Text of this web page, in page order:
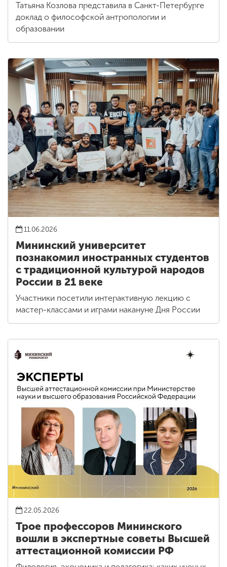
Татьяна Козлова представила в Санкт-Петербурге
доклад о философской антропологии и
образовании
11.06.2026
Мининский университет
познакомил иностранных студентов
с традиционной культурой народов
России в 21 веке
Участники посетили интерактивную лекцию с
мастер-классами и играми накануне Дня России
22.05.2026
Трое профессоров Мининского
вошли в экспертные советы Высшей
аттестационной комиссии РФ